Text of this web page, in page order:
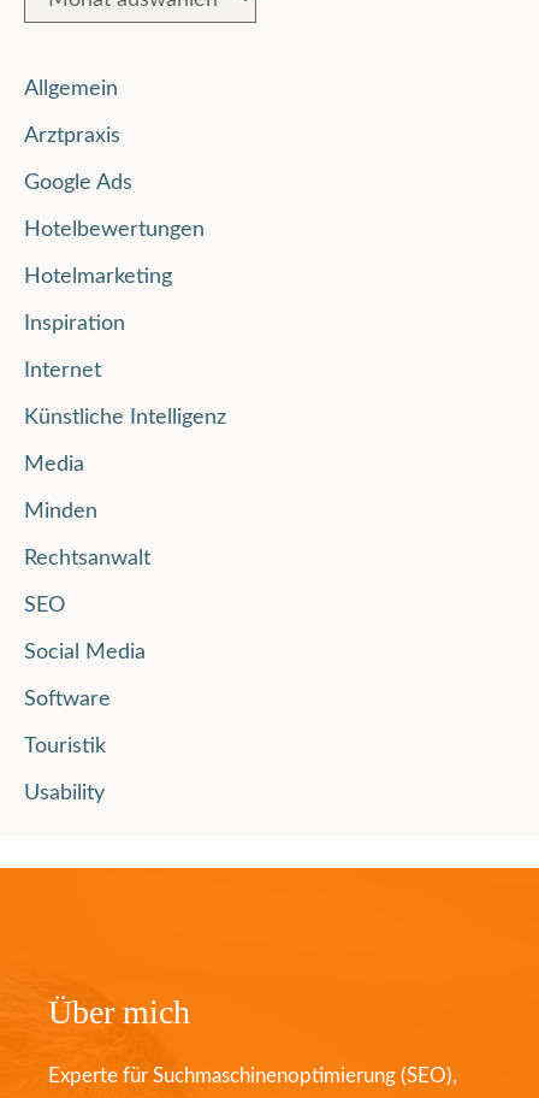
Allgemein
Arztpraxis
Google Ads
Hotelbewertungen
Hotelmarketing
Inspiration
Internet
Künstliche Intelligenz
Media
Minden
Rechtsanwalt
SEO
Social Media
Software
Touristik
Usability
Über mich
Experte für Suchmaschinenoptimierung (SEO),